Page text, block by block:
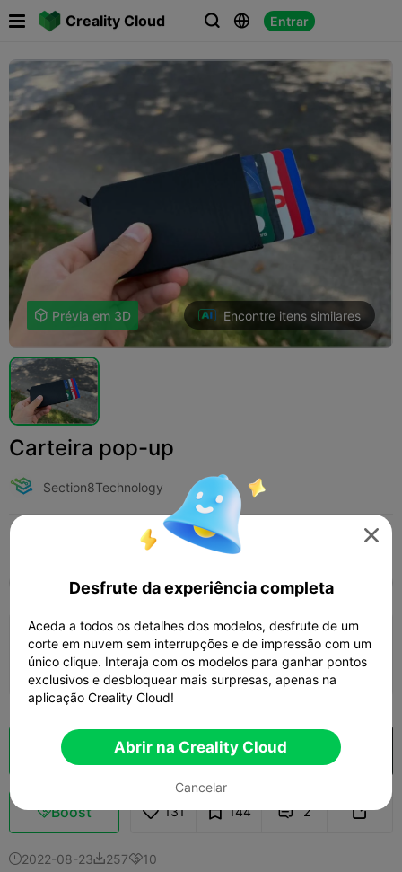
Creality Cloud   Entrar

 Prévia em 3D Encontre itens similares
Carteira pop-up
Section8Technology
Adicionar Moda Joias e Acessórios 
Tudo K2 Plus K2 Pro K2 K2 SE
0.2mm layer, 3 walls, 15% infill
 01h 19m  1 plates  26.34g
Fatiamento na Nuvem Abrir na Creality Cloud
Boost 131 144  2 
2022-08-2325710

Desfrute da experiência completa
Aceda a todos os detalhes dos modelos, desfrute de um
corte em nuvem sem interrupções e de impressão com um
único clique. Interaja com os modelos para ganhar pontos
exclusivos e desbloquear mais surpresas, apenas na
aplicação Creality Cloud!
Abrir na Creality Cloud
Cancelar